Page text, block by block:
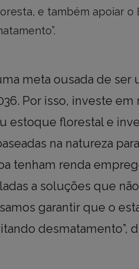
e também apoiar o
meta ousada de
Por isso, investe
estoque florestal e
na natureza
tenham renda
a soluções que
garantir que o
desmatamento”,